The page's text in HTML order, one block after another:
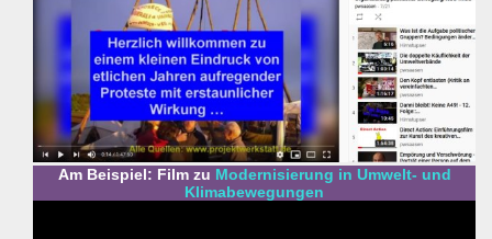
Am Beispiel: Film zu Modernisierung in Umwelt- und
Klimabewegungen